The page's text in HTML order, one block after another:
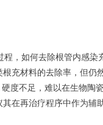
，如何去除根管内感染
充材料的去除率，但仍
度不足，难以在生物陶
在再治疗程序中作为辅